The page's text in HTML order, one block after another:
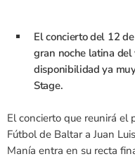
El concierto del 12
gran noche latina del
disponibilidad ya
Stage.
El concierto que reunirá
Fútbol de Baltar a Juan
Manía entra en su recta